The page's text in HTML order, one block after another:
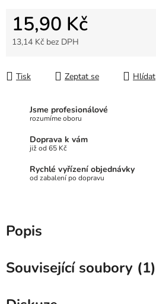
15,90 Kč
13,14 Kč bez DPH
Tisk
Zeptat se Hlídat
Jsme profesionálové
rozumíme oboru
Doprava k vám
již od 65 Kč
Rychlé vyřízení objednávky
od zabalení po dopravu
Popis
Související soubory (1)